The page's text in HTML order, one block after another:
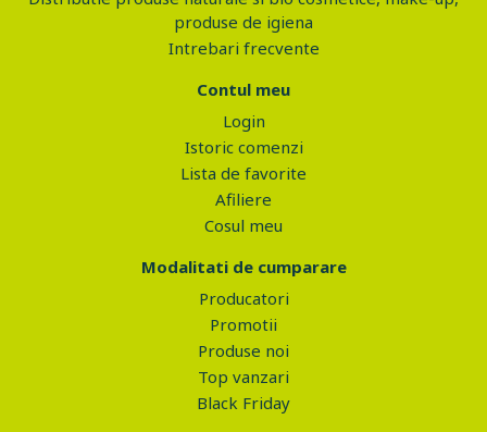
produse de igiena
Intrebari frecvente
Contul meu
Login
Istoric comenzi
Lista de favorite
Afiliere
Cosul meu
Modalitati de cumparare
Producatori
Promotii
Produse noi
Top vanzari
Black Friday